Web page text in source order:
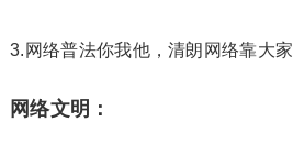
3.网络普法你我他，清朗网络靠大家
网络文明：